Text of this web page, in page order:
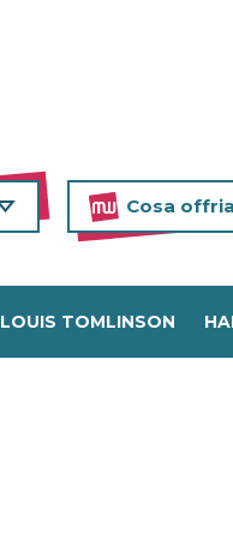
Cosa
LOUIS TOMLINSON